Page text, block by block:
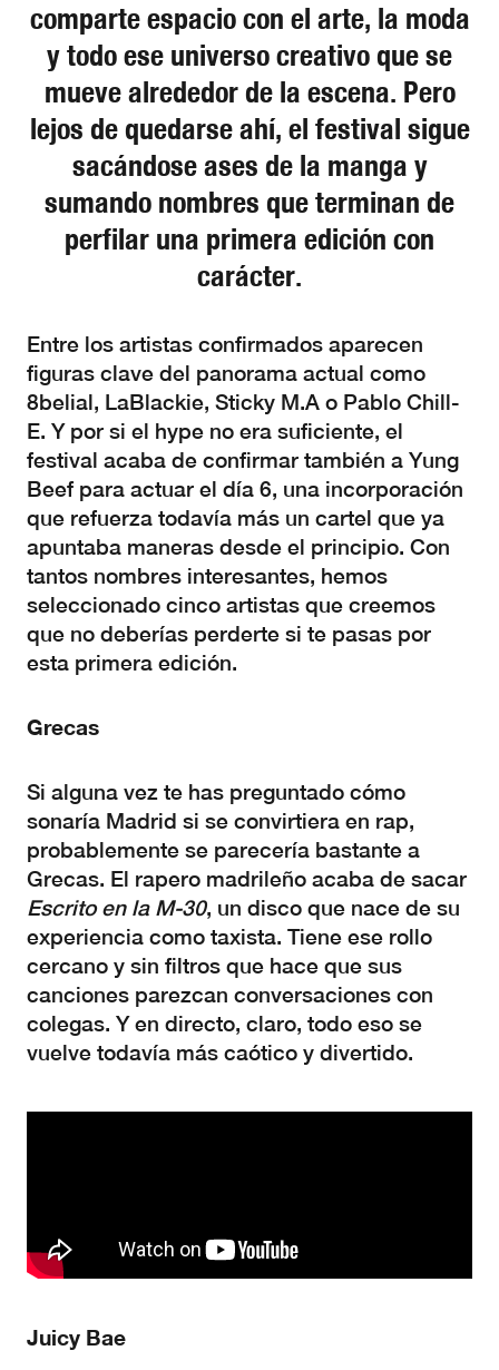
comparte espacio con el arte, la moda
y todo ese universo creativo que se
mueve alrededor de la escena. Pero
lejos de quedarse ahí, el festival sigue
sacándose ases de la manga y
sumando nombres que terminan de
perfilar una primera edición con
carácter.
Entre los artistas confirmados aparecen
figuras clave del panorama actual como
8belial, LaBlackie, Sticky M.A o Pablo Chill-
E. Y por si el hype no era suficiente, el
festival acaba de confirmar también a Yung
Beef para actuar el día 6, una incorporación
que refuerza todavía más un cartel que ya
apuntaba maneras desde el principio. Con
tantos nombres interesantes, hemos
seleccionado cinco artistas que creemos
que no deberías perderte si te pasas por
esta primera edición.
Grecas
Si alguna vez te has preguntado cómo
sonaría Madrid si se convirtiera en rap,
probablemente se parecería bastante a
Grecas. El rapero madrileño acaba de sacar
Escrito en la M-30, un disco que nace de su
experiencia como taxista. Tiene ese rollo
cercano y sin filtros que hace que sus
canciones parezcan conversaciones con
colegas. Y en directo, claro, todo eso se
vuelve todavía más caótico y divertido.
Juicy Bae